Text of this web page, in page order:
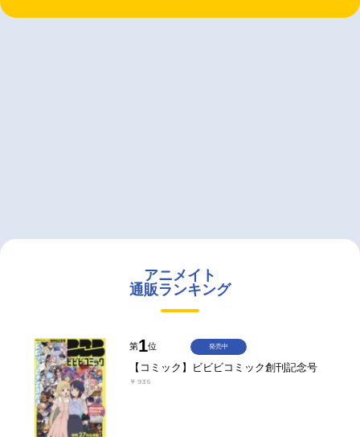
アニメイト
通販ランキング
第1位
【コミック】ビビビコミック創刊記念号
￥935
発売中